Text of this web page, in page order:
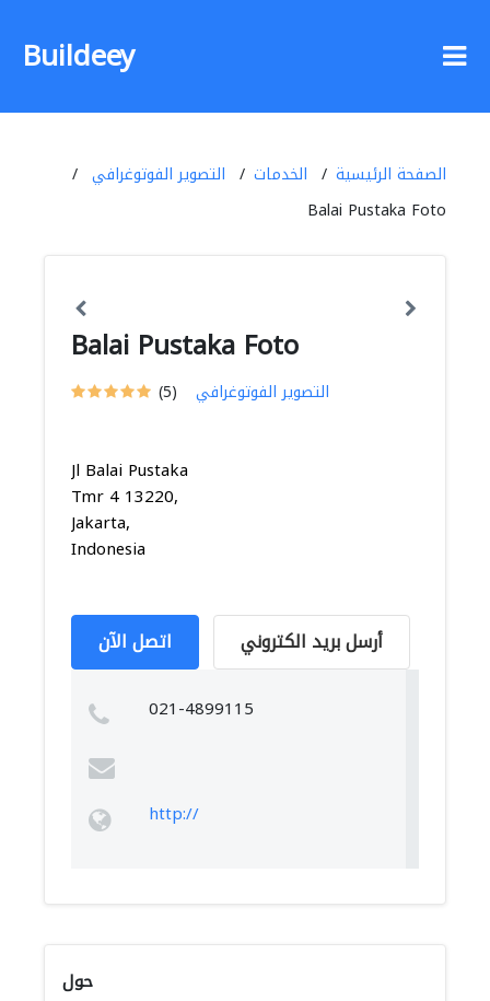
Buildeey
الصفحة الرئيسية الخدمات
التصوير الفوتوغرافي
Balai Pustaka Foto
Balai Pustaka Foto
(5) التصوير الفوتوغرافي
Jl Balai Pustaka
Tmr 4 13220,
Jakarta,
Indonesia
اتصل الآن أرسل بريد الكتروني
021-4899115
http://
حول